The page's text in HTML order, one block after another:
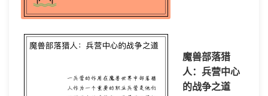
魔兽部落猎
人：兵营中心
的战争之道